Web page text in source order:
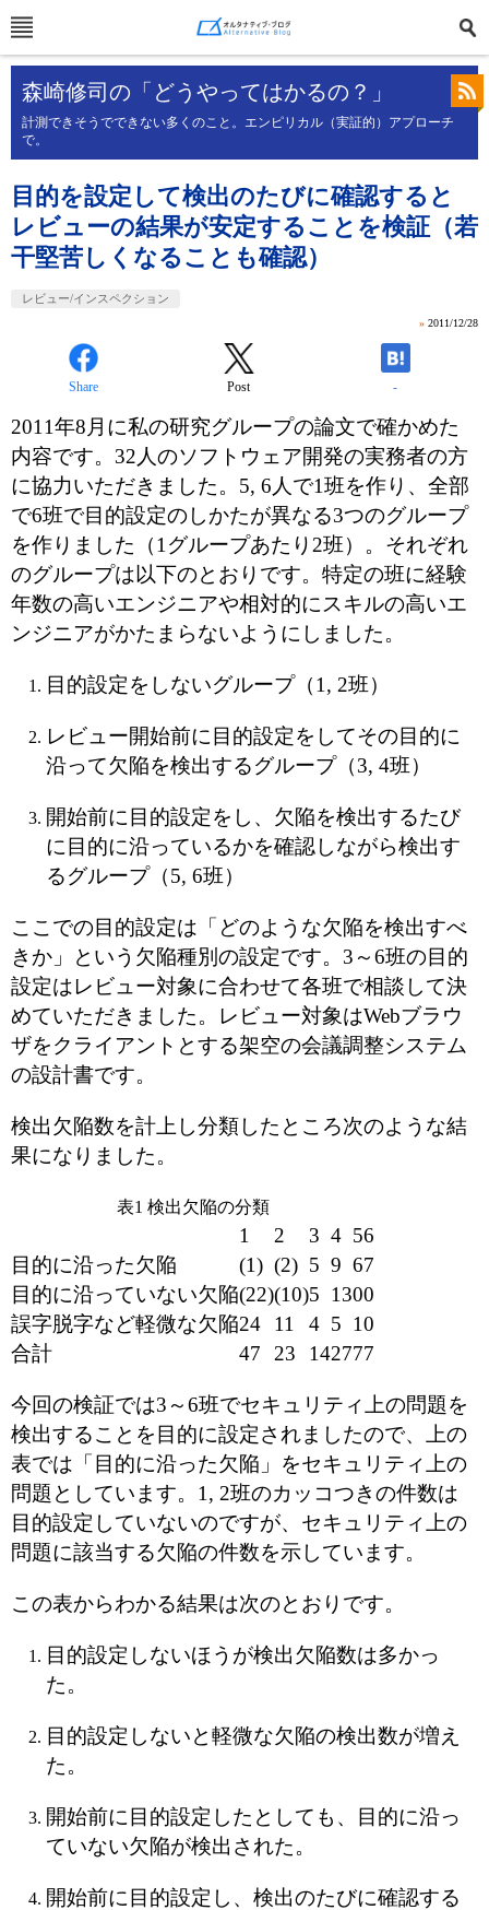
森崎修司の「どうやってはかるの？」
計測できそうでできない多くのこと。エンピリカル（実証的）アプローチ
で。
目的を設定して検出のたびに確認すると
レビューの結果が安定することを検証（若
干堅苦しくなることも確認）
レビュー/インスペクション
» 2011/12/28
Share Post -
2011年8月に私の研究グループの論文で確かめた
内容です。32人のソフトウェア開発の実務者の方
に協力いただきました。5, 6人で1班を作り、全部
で6班で目的設定のしかたが異なる3つのグループ
を作りました（1グループあたり2班）。それぞれ
のグループは以下のとおりです。特定の班に経験
年数の高いエンジニアや相対的にスキルの高いエ
ンジニアがかたまらないようにしました。
目的設定をしないグループ（1, 2班）
レビュー開始前に目的設定をしてその目的に
沿って欠陥を検出するグループ（3, 4班）
開始前に目的設定をし、欠陥を検出するたび
に目的に沿っているかを確認しながら検出す
るグループ（5, 6班）
ここでの目的設定は「どのような欠陥を検出すべ
きか」という欠陥種別の設定です。3～6班の目的
設定はレビュー対象に合わせて各班で相談して決
めていただきました。レビュー対象はWebブラウ
ザをクライアントとする架空の会議調整システム
の設計書です。
検出欠陥数を計上し分類したところ次のような結
果になりました。
表1 検出欠陥の分類
1 2 3 4 56
目的に沿った欠陥
(1) (2) 5 9 67
目的に沿っていない欠陥(22)(10)5 1300
誤字脱字など軽微な欠陥24 11 4 5 10
合計
47 23 142777
今回の検証では3～6班でセキュリティ上の問題を
検出することを目的に設定されましたので、上の
表では「目的に沿った欠陥」をセキュリティ上の
問題としています。1, 2班のカッコつきの件数は
目的設定していないのですが、セキュリティ上の
問題に該当する欠陥の件数を示しています。
この表からわかる結果は次のとおりです。
目的設定しないほうが検出欠陥数は多かっ
た。
目的設定しないと軽微な欠陥の検出数が増え
た。
開始前に目的設定したとしても、目的に沿っ
ていない欠陥が検出された。
開始前に目的設定し、検出のたびに確認する